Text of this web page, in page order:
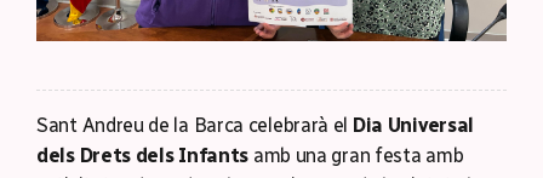
Sant Andreu de la Barca celebrarà el Dia Universal
dels Drets dels Infants amb una gran festa amb